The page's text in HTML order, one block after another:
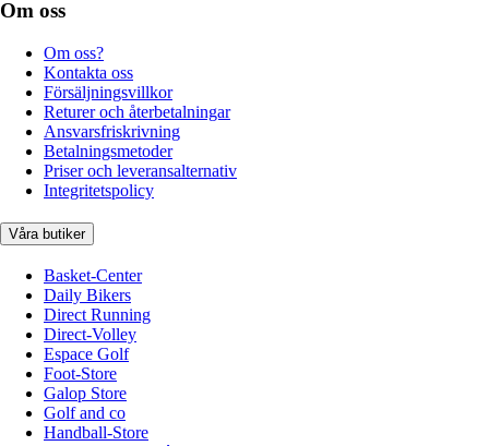
Om oss
Om oss?
Kontakta oss
Försäljningsvillkor
Returer och återbetalningar
Ansvarsfriskrivning
Betalningsmetoder
Priser och leveransalternativ
Integritetspolicy
Våra butiker
Basket-Center
Daily Bikers
Direct Running
Direct-Volley
Espace Golf
Foot-Store
Galop Store
Golf and co
Handball-Store